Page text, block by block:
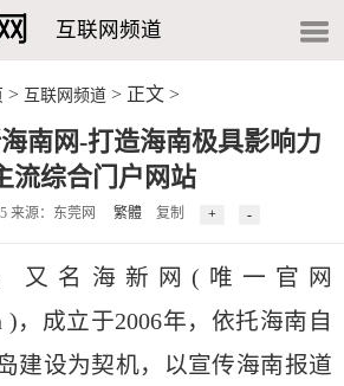
互联网频道
> 互联网频道 > 正文 >
南网-打造海南极具影响力
流综合门户网站
来源：东莞网 繁體 复制
名海新网(唯一官网
)，成立于2006年，依托海南自
建设为契机，以宣传海南报道